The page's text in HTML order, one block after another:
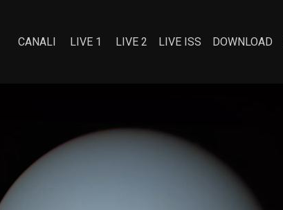
CANALI LIVE 1 LIVE 2 LIVE ISS DOWNLOAD